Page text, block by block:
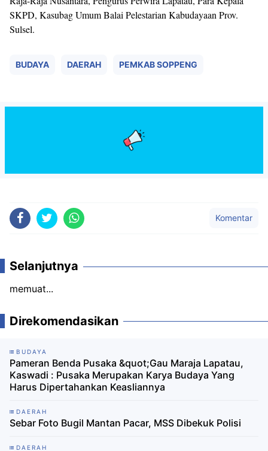
SKPD, Kasubag Umum Balai Pelestarian Kabudayaan Prov.
Sulsel.
BUDAYA DAERAH PEMKAB SOPPENG
Komentar
Selanjutnya
memuat...
Direkomendasikan
BUDAYA
Pameran Benda Pusaka &quot;Gau Maraja Lapatau,
Kaswadi : Pusaka Merupakan Karya Budaya Yang
Harus Dipertahankan Keasliannya
DAERAH
Sebar Foto Bugil Mantan Pacar, MSS Dibekuk Polisi
DAERAH